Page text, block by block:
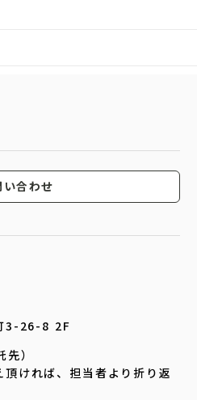
い合わせ
3-26-8 2F
）
ければ、担当者より折り返